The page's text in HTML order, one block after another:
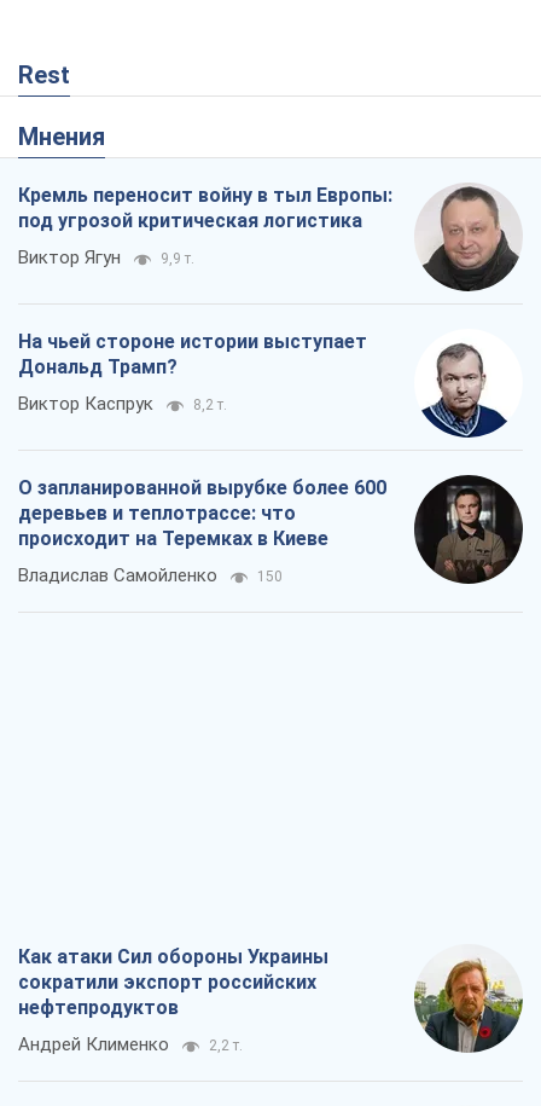
Rest
Мнения
Кремль переносит войну в тыл Европы:
под угрозой критическая логистика
Виктор Ягун 9,9 т.
На чьей стороне истории выступает
Дональд Трамп?
Виктор Каспрук 8,2 т.
О запланированной вырубке более 600
деревьев и теплотрассе: что
происходит на Теремках в Киеве
Владислав Самойленко 150
Как атаки Сил обороны Украины
сократили экспорт российских
нефтепродуктов
Андрей Клименко 2,2 т.